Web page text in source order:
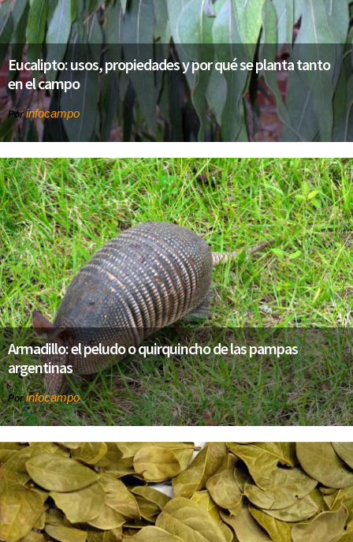
Eucalipto: usos, propiedades y por qué se planta tanto
en el campo
Porinfocampo
Armadillo: el peludo o quirquincho de las pampas
argentinas
Porinfocampo